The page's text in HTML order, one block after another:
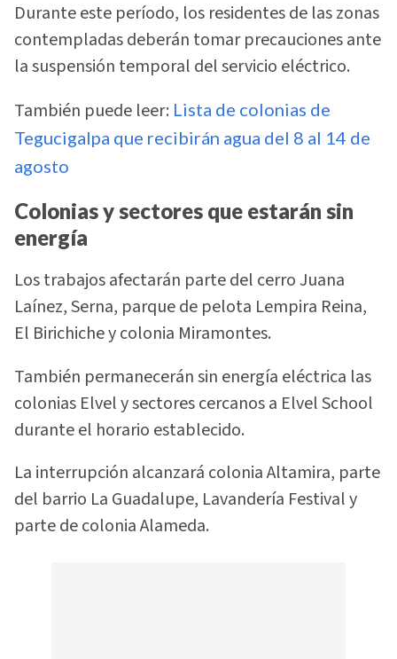
Durante este período, los residentes de las zonas
contempladas deberán tomar precauciones ante
la suspensión temporal del servicio eléctrico.
También puede leer: Lista de colonias de
Tegucigalpa que recibirán agua del 8 al 14 de
agosto
Colonias y sectores que estarán sin
energía
Los trabajos afectarán parte del cerro Juana
Laínez, Serna, parque de pelota Lempira Reina,
El Birichiche y colonia Miramontes.
También permanecerán sin energía eléctrica las
colonias Elvel y sectores cercanos a Elvel School
durante el horario establecido.
La interrupción alcanzará colonia Altamira, parte
del barrio La Guadalupe, Lavandería Festival y
parte de colonia Alameda.